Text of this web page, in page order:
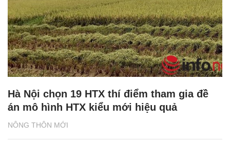
NÔNG THÔN MỚI
Hà Nội chọn 19 HTX thí điểm tham gia đề
án mô hình HTX kiểu mới hiệu quả